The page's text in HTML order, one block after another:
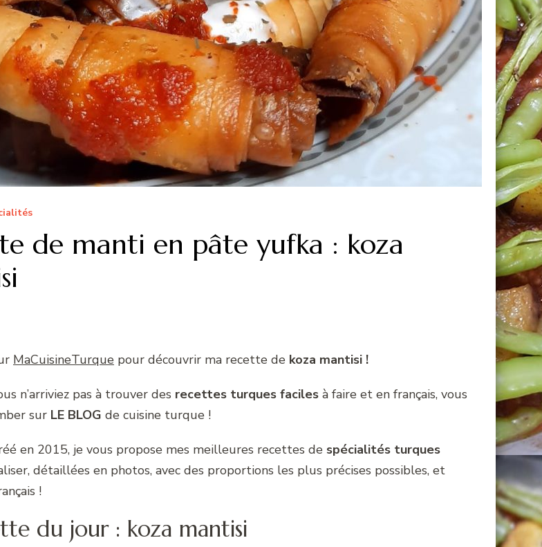
de manti en pâte yufka : koza
MaCuisineTurque pour découvrir ma recette de koza mantisi !
n’arriviez pas à trouver des recettes turques faciles à faire et en français, vous
sur LE BLOG de cuisine turque !
en 2015, je vous propose mes meilleures recettes de spécialités turques
détaillées en photos, avec des proportions les plus précises possibles, et
!
du jour : koza mantisi